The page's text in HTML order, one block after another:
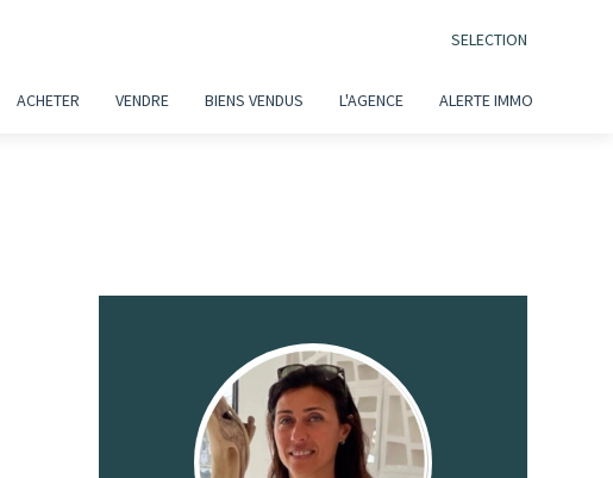
SELECTION
ACHETER VENDRE BIENS VENDUS L'AGENCE ALERTE IMMO